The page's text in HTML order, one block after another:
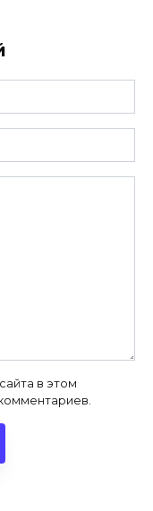
в этом